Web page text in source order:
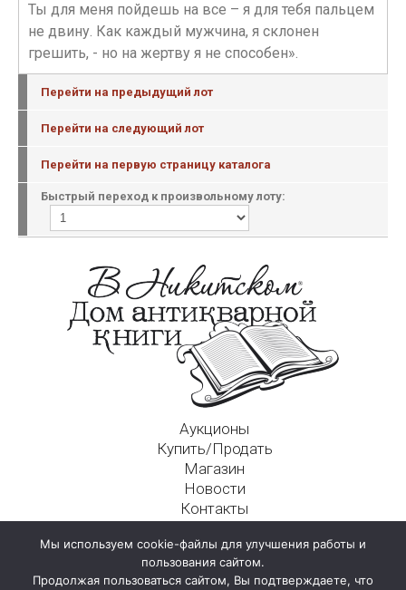
Ты для меня пойдешь на все – я для тебя пальцем
не двину. Как каждый мужчина, я склонен
грешить, - но на жертву я не способен».
Перейти на предыдущий лот
Перейти на следующий лот
Перейти на первую страницу каталога
Быстрый переход к произвольному лоту:
Аукционы
Купить/Продать
Магазин
Новости
Контакты
125009, г. Москва, Никитский пер., д. 4а, стр. 1
Мы используем cookie-файлы для улучшения работы и
пользования сайтом.
Продолжая пользоваться сайтом, Вы подтверждаете, что